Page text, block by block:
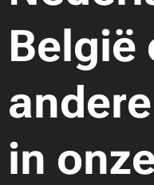
België
in